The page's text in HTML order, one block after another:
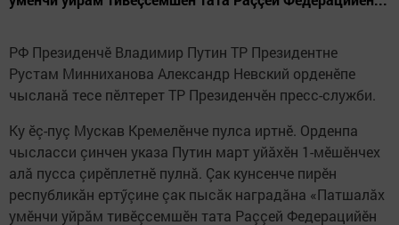
РФ Президенчӗ Владимир Путин ТР Президентне
Рустам Минниханова Александр Невский орденӗпе
чысланă тесе пӗлтерет ТР Президенчӗн пресс-служби.
Ку ӗç-пуç Мускав Кремелӗнче пулса иртнӗ. Орденпа
чысласси çинчен указа Путин март уйăхӗн 1-мӗшӗнчех
алă пусса çирӗплетнӗ пулнă. Çак кунсенче пирӗн
республикăн ертӳçине çак пысăк наградăна «Патшалăх
умӗнчи уйрăм тивӗçсемшӗн тата Раççей Федерацийӗн